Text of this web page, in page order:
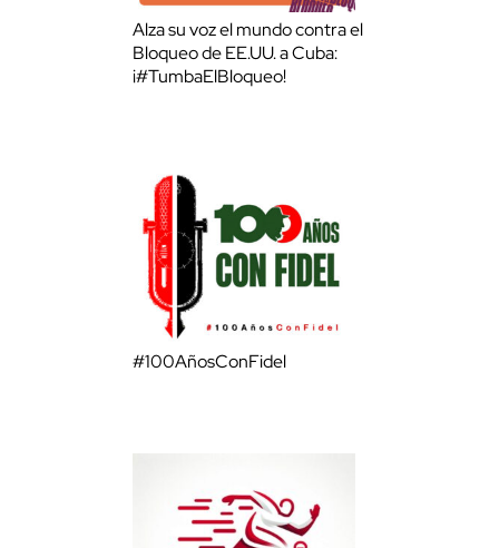
Alza su voz el mundo contra el
Bloqueo de EE.UU. a Cuba:
¡#TumbaElBloqueo!
#100AñosConFidel